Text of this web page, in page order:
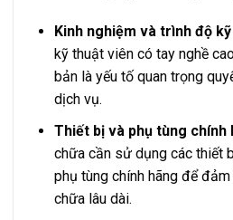
Kinh nghiệm và trình độ
kỹ thuật viên có tay nghề
bản là yếu tố quan trọng
dịch vụ.
Thiết bị và phụ tùng chính
chữa cần sử dụng các thiết
phụ tùng chính hãng để
chữa lâu dài.